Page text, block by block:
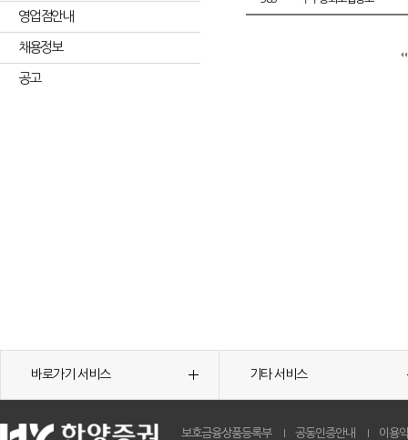
영업점안내
채용정보
공고
바로가기 서비스 기타 서비스
보호금융상품등록부 공동인증안내 이용